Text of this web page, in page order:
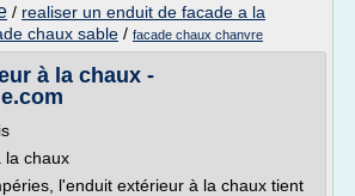
/ realiser un enduit de facade a la
chaux sable / facade chaux chanvre
à la chaux -
la chaux
l'enduit extérieur à la chaux tient